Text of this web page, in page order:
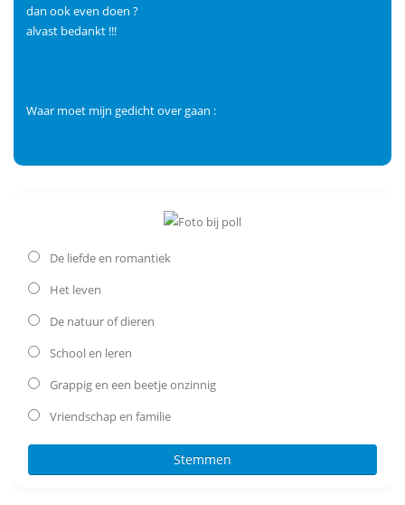
dan ook even doen ?
alvast bedankt !!!
Waar moet mijn gedicht over gaan :
De liefde en romantiek
Het leven
De natuur of dieren
School en leren
Grappig en een beetje onzinnig
Vriendschap en familie